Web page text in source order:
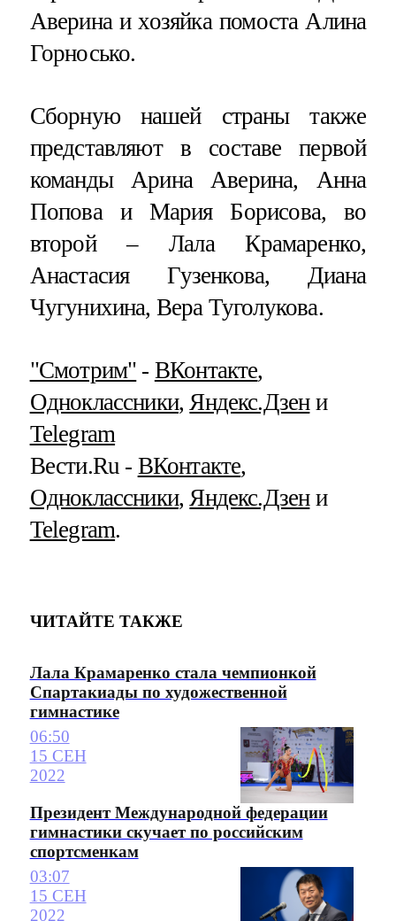
Аверина и хозяйка помоста Алина
Горносько.
Сборную нашей страны также
представляют в составе первой
команды Арина Аверина, Анна
Попова и Мария Борисова, во
второй – Лала Крамаренко,
Анастасия Гузенкова, Диана
Чугунихина, Вера Туголукова.
"Смотрим" ‐ ВКонтакте,
Одноклассники, Яндекс.Дзени
Telegram
Вести.Ru ‐ ВКонтакте,
Одноклассники, Яндекс.Дзени
Telegram.
ЧИТАЙТЕ ТАКЖЕ
Лала Крамаренко стала чемпионкой
Спартакиады по художественной
гимнастике
06:50
15 СЕН
2022
Президент Международной федерации
гимнастики скучает по российским
спортсменкам
03:07
15 СЕН
2022